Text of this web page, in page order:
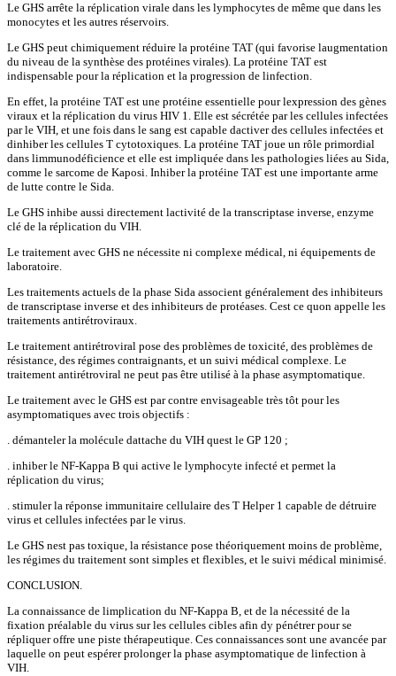
Le GHS arrête la réplication virale dans les lymphocytes de même que dans les
monocytes et les autres réservoirs.
Le GHS peut chimiquement réduire la protéine TAT (qui favorise laugmentation
du niveau de la synthèse des protéines virales). La protéine TAT est
indispensable pour la réplication et la progression de linfection.
En effet, la protéine TAT est une protéine essentielle pour lexpression des gènes
viraux et la réplication du virus HIV 1. Elle est sécrétée par les cellules infectées
par le VIH, et une fois dans le sang est capable dactiver des cellules infectées et
dinhiber les cellules T cytotoxiques. La protéine TAT joue un rôle primordial
dans limmunodéficience et elle est impliquée dans les pathologies liées au Sida,
comme le sarcome de Kaposi. Inhiber la protéine TAT est une importante arme
de lutte contre le Sida.
Le GHS inhibe aussi directement lactivité de la transcriptase inverse, enzyme
clé de la réplication du VIH.
Le traitement avec GHS ne nécessite ni complexe médical, ni équipements de
laboratoire.
Les traitements actuels de la phase Sida associent généralement des inhibiteurs
de transcriptase inverse et des inhibiteurs de protéases. Cest ce quon appelle les
traitements antirétroviraux.
Le traitement antirétroviral pose des problèmes de toxicité, des problèmes de
résistance, des régimes contraignants, et un suivi médical complexe. Le
traitement antirétroviral ne peut pas être utilisé à la phase asymptomatique.
Le traitement avec le GHS est par contre envisageable très tôt pour les
asymptomatiques avec trois objectifs :
. démanteler la molécule dattache du VIH quest le GP 120 ;
. inhiber le NF-Kappa B qui active le lymphocyte infecté et permet la
réplication du virus;
. stimuler la réponse immunitaire cellulaire des T Helper 1 capable de détruire
virus et cellules infectées par le virus.
Le GHS nest pas toxique, la résistance pose théoriquement moins de problème,
les régimes du traitement sont simples et flexibles, et le suivi médical minimisé.
CONCLUSION.
La connaissance de limplication du NF-Kappa B, et de la nécessité de la
fixation préalable du virus sur les cellules cibles afin dy pénétrer pour se
répliquer offre une piste thérapeutique. Ces connaissances sont une avancée par
laquelle on peut espérer prolonger la phase asymptomatique de linfection à
VIH.